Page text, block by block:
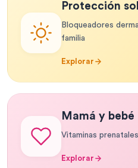
Protección
Bloqueadores
familia
Explorar
Mamá y bebé
Vitaminas
Explorar